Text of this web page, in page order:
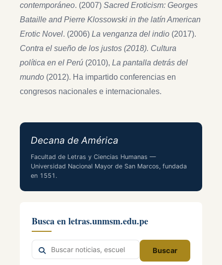
contemporáneo. (2007) Sacred Eroticism: Georges
Bataille and Pierre Klossowski in the latín American
Erotic Novel. (2006) La venganza del indio (2017).
Contra el sueño de los justos (2018). Cultura
política en el Perú (2010), La pantalla detrás del
mundo (2012). Ha impartido conferencias en
congresos nacionales e internacionales.
Decana de América
Facultad de Letras y Ciencias Humanas —
Universidad Nacional Mayor de San Marcos, fundada
en 1551.
Busca en letras.unmsm.edu.pe
Buscar
en
Buscar